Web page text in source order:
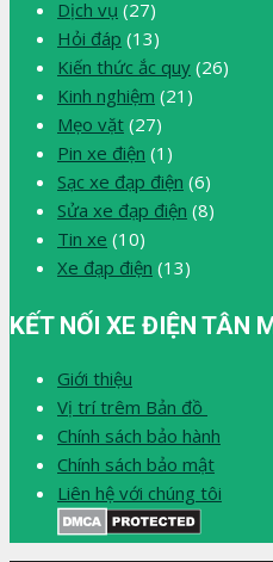
Dịch vụ (27)
Hỏi đáp (13)
Kiến thức ắc quy (26)
Kinh nghiệm (21)
Mẹo vặt (27)
Pin xe điện (1)
Sạc xe đạp điện (6)
Sửa xe đạp điện (8)
Tin xe (10)
Xe đạp điện (13)
KẾT NỐI XE ĐIỆN TÂN
Giới thiệu
Vị trí trêm Bản đồ
Chính sách bảo hành
Chính sách bảo mật
Liên hệ với chúng tôi